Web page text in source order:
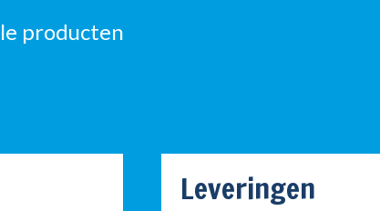
producten
Leveringen